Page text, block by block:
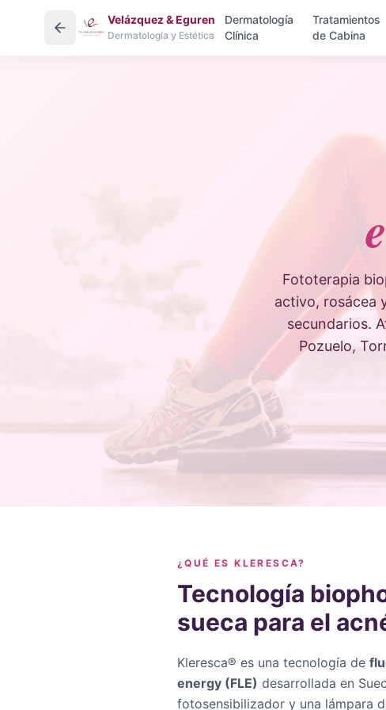
Velázquez & Eguren
Dermatología y Estética
Dermatología
Clínica
Tratamientos
de Cabina
Fototerapia
activo, rosácea
secundarios.
Pozuelo,
¿QUÉ ES KLERESCA?
Tecnología
sueca para el
Kleresca® es una tecnología de
energy (FLE) desarrollada en
fotosensibilizador y una lámpara